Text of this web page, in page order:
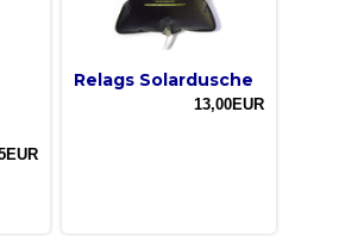
Relags Solardusche
13,00EUR